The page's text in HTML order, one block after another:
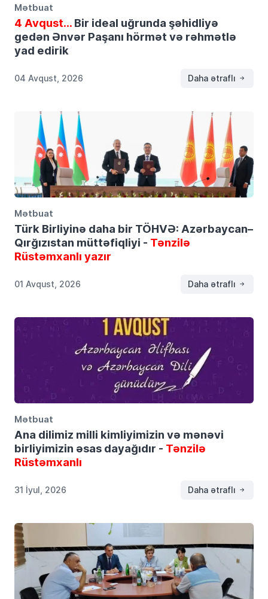
Mətbuat
4 Avqust…Bir ideal uğrunda şəhidliyə
gedən Ənvər Paşanı hörmət və rəhmətlə
yad edirik
04 Avqust, 2026 Daha ətraflı
Mətbuat
Türk Birliyinə daha bir TÖHVƏ: Azərbaycan–
Qırğızıstan müttəfiqliyi - Tənzilə
Rüstəmxanlı yazır
01 Avqust, 2026 Daha ətraflı
Mətbuat
Ana dilimiz milli kimliyimizin və mənəvi
birliyimizin əsas dayağıdır - Tənzilə
Rüstəmxanlı
31 İyul, 2026 Daha ətraflı